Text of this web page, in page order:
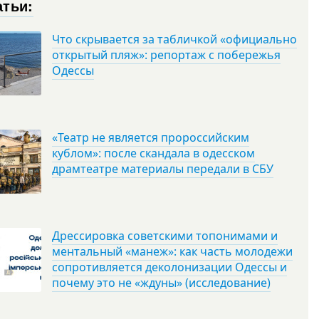
Что скрывается за табличкой «официально
открытый пляж»: репортаж с побережья
Одессы
«Театр не является пророссийским
кублом»: после скандала в одесском
драмтеатре материалы передали в СБУ
Дрессировка советскими топонимами и
ментальный «манеж»: как часть молодежи
сопротивляется деколонизации Одессы и
почему это не «ждуны» (исследование)